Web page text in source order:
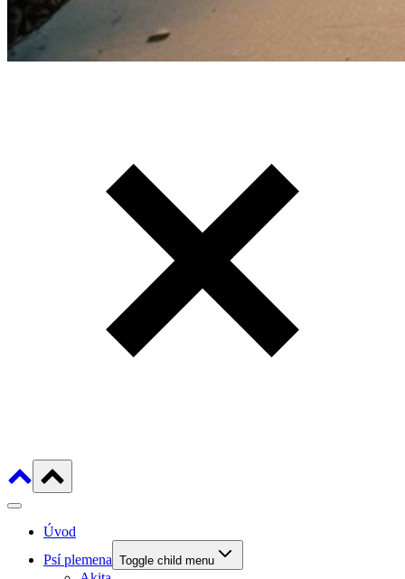
Úvod
Psí plemena Toggle child menu